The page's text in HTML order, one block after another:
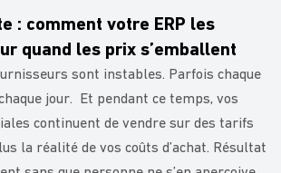
: comment votre ERP les
quand les prix s’emballent
sont instables. Parfois chaque
jour. Et pendant ce temps, vos
continuent de vendre sur des tarifs
la réalité de vos coûts d’achat. Résultat